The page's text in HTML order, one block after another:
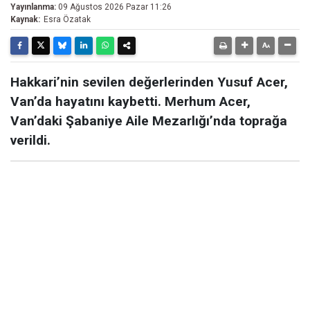
Yayınlanma: 09 Ağustos 2026 Pazar 11:26
Kaynak: Esra Özatak
Hakkari’nin sevilen değerlerinden Yusuf Acer,
Van’da hayatını kaybetti. Merhum Acer,
Van’daki Şabaniye Aile Mezarlığı’nda toprağa
verildi.